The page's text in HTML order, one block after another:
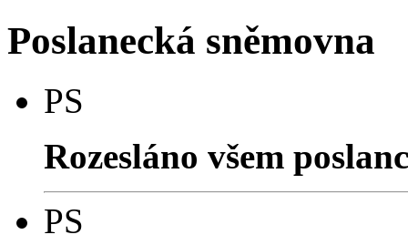
Poslanecká sněmovna
PS
Rozesláno všem
PS